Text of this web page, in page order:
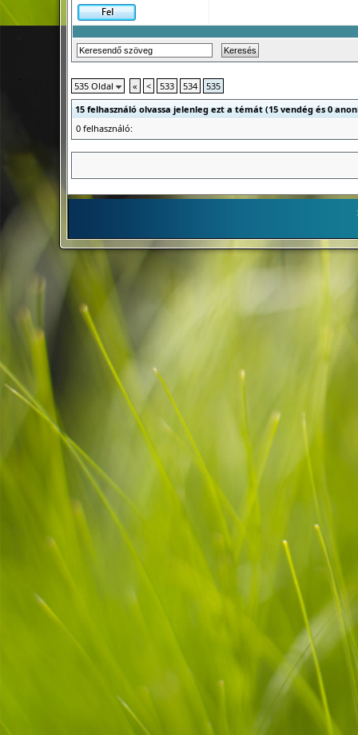
535 Oldal « < 533 534
535
15 felhasználó olvassa jelenleg ezt a témát (15 vendég és 0
0 felhasználó: